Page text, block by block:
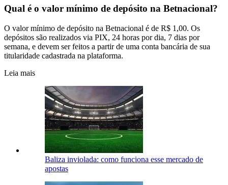
Qual é o valor mínimo de depósito na Betnacional?
O valor mínimo de depósito na Betnacional é de R$ 1,00. Os
depósitos são realizados via PIX, 24 horas por dia, 7 dias por
semana, e devem ser feitos a partir de uma conta bancária de sua
titularidade cadastrada na plataforma.
Leia mais
Baliza inviolada: como funciona esse mercado de
apostas